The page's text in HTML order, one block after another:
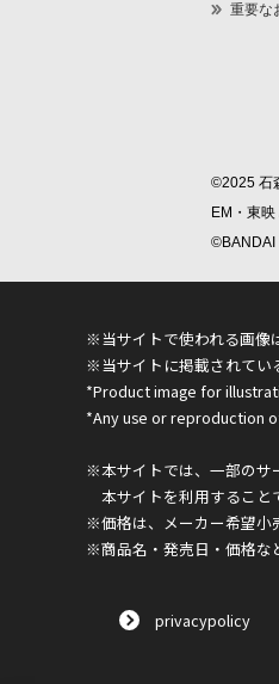
重要な
©2025 石
EM・東
©BANDAI
※当サイトで使われる画像
※当サイトに掲載されてい
*Product image for
*Any use or reproduction
※本サイトでは、一部のサ
本サイトを利用すること
※価格は、メーカー希望小
※商品名・発売日・価格な
privacypolicy